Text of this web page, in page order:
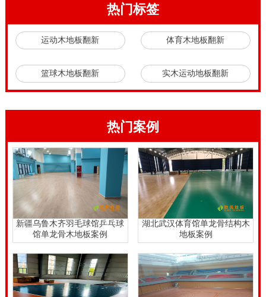
体育木地板和家装木地板不同。体育木地板生产，对体
育运动木地板生产厂家提出更高的工艺要求。体育场馆
工程商和甲方要选择体育运动木地板行业有实力有口碑
的体育运动木地板企业。不能只看廉价，被虚假广告宣
传所忽悠。品牌运动木地板厂家有很多体育场馆和剧院
馆建设多是甲方招标。中标的体育场馆建筑公司，又会
地面铺装工程，又要找专业的运动木地板厂家，提供体
育木地板产品，并且负责体育木地板铺装。体育木地板
安装工程，体育场馆工程商和甲方要一起验收。严格验
收程充，确保工程质量。不格合就返工。国内风雨操场
木地板翻新要点。
国内风雨操场木地板翻新要点，物理力学原理，力的作
用是相互的。在室内体育场馆，运动人员的运动量越
大，对体育木地板的冲击力就越大。为了有效消解运动
热门标签
运动木地板翻新 体育木地板翻新
篮球木地板翻新 实木运动地板翻新
热门案例
新疆乌鲁木齐羽毛球馆乒乓球
馆单龙骨木地板案例
湖北武汉体育馆单龙骨结构木
地板案例